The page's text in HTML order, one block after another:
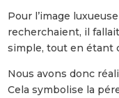
Pour l’image
recherchaient, il
simple, tout en étant
Nous avons donc
Cela symbolise la